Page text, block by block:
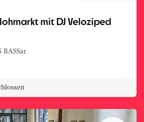
mit DJ Veloziped
BASSar